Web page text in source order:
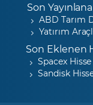
Son
ABD Tarım
Yatırım
Son Eklenen
Spacex Hisse
Sandisk